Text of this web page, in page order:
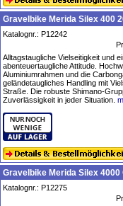
Gravelbike Merida Silex 400
Katalognr.: P12242
Alltagstaugliche Vielseitigkeit und
abenteuertaugliche Attitude.
Aluminiumrahmen und die
geländetaugliches Handling mit
Straße. Die robuste Shimano-
Zuverlässigkeit in jeder Situation.
Gravelbike Merida Silex 4000
Katalognr.: P12275